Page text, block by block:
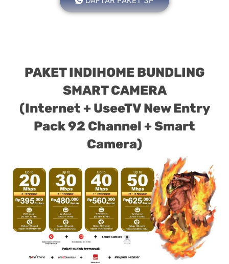
PAKET INDIHOME BUNDLING
SMART CAMERA
(Internet + UseeTV New Entry
Pack 92 Channel + Smart
Camera)